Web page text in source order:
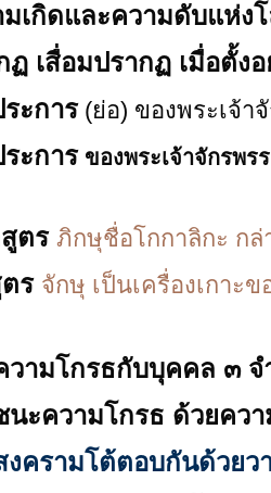
มเกิดและความดับแห่ง
ฏ เสื่อมปรากฏ เมื่อตั้ง
ะการ(ย่อ) ของพระเจ้า
ะการของพระเจ้าจักรพร
ตร ภิกษุชื่อโกกาลิกะ กล่
ร จักษุ เป็นเครื่องเกาะ
วามโกรธกับบุคคล ๓ จ
นะความโกรธ ด้วยคว
งครามโต้ตอบกันด้วยว